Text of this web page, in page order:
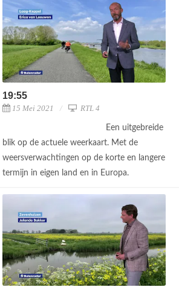
19:55
15 Mei 2021 RTL 4
Een uitgebreide
blik op de actuele weerkaart. Met de
weersverwachtingen op de korte en langere
termijn in eigen land en in Europa.